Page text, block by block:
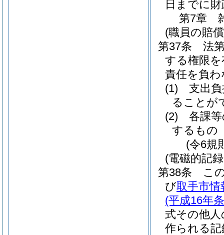
日までに
第7章
(職員の賠
第37条
法
する権限
責任を負
(1)
支出
ることが
(2)
各課
するもの
(令6規
(電磁的記
第38条
こ
び取手市
(平成16年
式その他
作られる